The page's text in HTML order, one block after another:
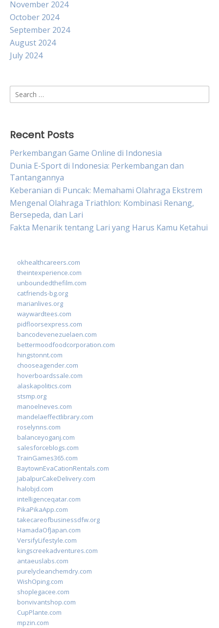
November 2024
October 2024
September 2024
August 2024
July 2024
Search
for:
Recent Posts
Perkembangan Game Online di Indonesia
Dunia E-Sport di Indonesia: Perkembangan dan
Tantangannya
Keberanian di Puncak: Memahami Olahraga Ekstrem
Mengenal Olahraga Triathlon: Kombinasi Renang,
Bersepeda, dan Lari
Fakta Menarik tentang Lari yang Harus Kamu Ketahui
okhealthcareers.com
theintexperience.com
unboundedthefilm.com
catfriends-bg.org
marianlives.org
waywardtees.com
pidfloorsexpress.com
bancodevenezuelaen.com
bettermoodfoodcorporation.com
hingstonnt.com
chooseagender.com
hoverboardssale.com
alaskapolitics.com
stsmp.org
manoelneves.com
mandelaeffectlibrary.com
roselynns.com
balanceyoganj.com
salesforceblogs.com
TrainGames365.com
BaytownEvaCationRentals.com
JabalpurCakeDelivery.com
halobjd.com
intelligenceqatar.com
PikaPikaApp.com
takecareofbusinessdfw.org
HamadaOfJapan.com
VersifyLifestyle.com
kingscreekadventures.com
antaeuslabs.com
purelycleanchemdry.com
WishOping.com
shoplegacee.com
bonvivantshop.com
CupPlante.com
mpzin.com